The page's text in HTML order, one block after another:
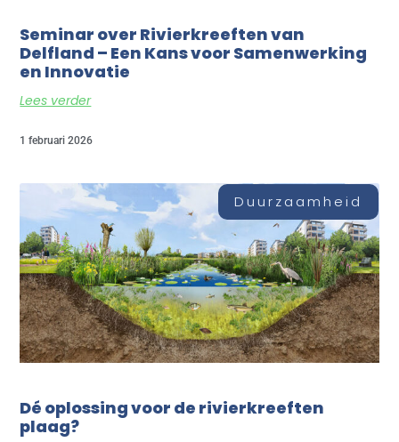
Seminar over Rivierkreeften van
Delfland – Een Kans voor Samenwerking
en Innovatie
Lees verder
1 februari 2026
Duurzaamheid
Dé oplossing voor de rivierkreeften
plaag?